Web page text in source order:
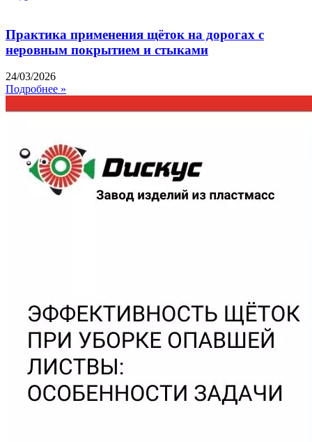
Практика применения щёток на дорогах с
неровным покрытием и стыками
24/03/2026
Подробнее »